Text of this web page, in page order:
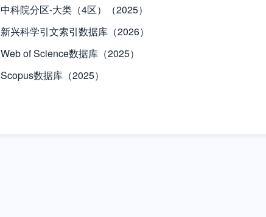
中科院分区-大类（4区）（2025）
新兴科学引文索引数据库（2026）
Web of Science数据库（2025）
Scopus数据库（2025）